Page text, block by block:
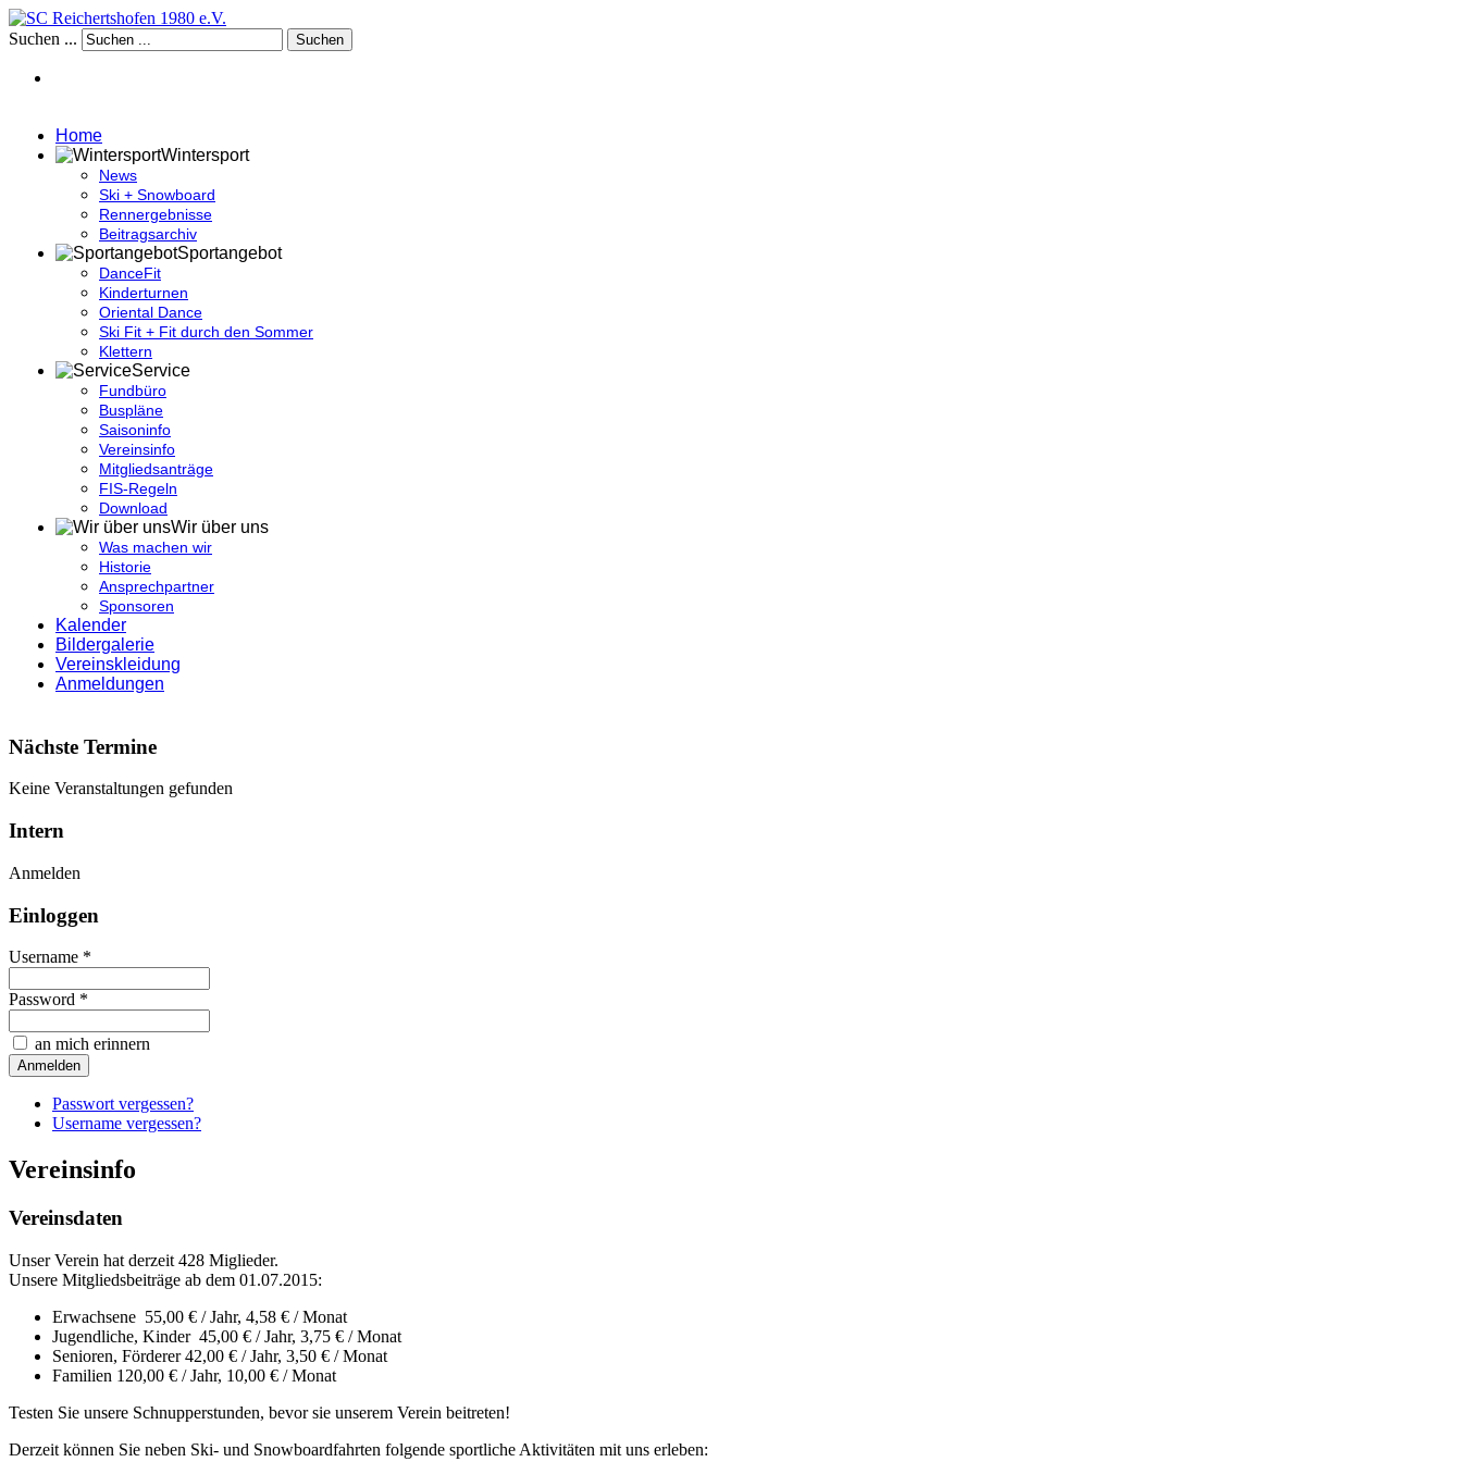
Suchen ... Suchen
Home
Wintersport
News
Ski + Snowboard
Rennergebnisse
Beitragsarchiv
Sportangebot
DanceFit
Kinderturnen
Oriental Dance
Ski Fit + Fit durch den Sommer
Klettern
Service
Fundbüro
Buspläne
Saisoninfo
Vereinsinfo
Mitgliedsanträge
FIS-Regeln
Download
Wir über uns
Was machen wir
Historie
Ansprechpartner
Sponsoren
Kalender
Bildergalerie
Vereinskleidung
Anmeldungen
Nächste Termine
Keine Veranstaltungen gefunden
Intern
Anmelden
Einloggen
Username *
Password *
an mich erinnern
Passwort vergessen?
Username vergessen?
Vereinsinfo
Vereinsdaten
Unser Verein hat derzeit 428 Miglieder.
Unsere Mitgliedsbeiträge ab dem 01.07.2015:
Erwachsene 55,00 € / Jahr, 4,58 € / Monat
Jugendliche, Kinder 45,00 € / Jahr, 3,75 € / Monat
Senioren, Förderer 42,00 € / Jahr, 3,50 € / Monat
Familien 120,00 € / Jahr, 10,00 € / Monat
Testen Sie unsere Schnupperstunden, bevor sie unserem Verein beitreten!
Derzeit können Sie neben Ski- und Snowboardfahrten folgende sportliche Aktivitäten mit uns erleben: